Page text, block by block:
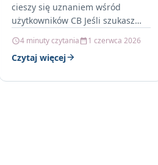
cieszy się uznaniem wśród
użytkowników CB Jeśli szukasz
moc z dobrym dopasowaniem i
przewidywalnym montażem,…
4 minuty czytania 1 czerwca 2026
Czytaj więcej